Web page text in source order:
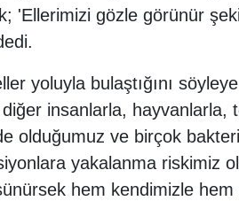
'Ellerimizi gözle görünür
yoluyla bulaştığını
insanlarla, hayvanlarla,
olduğumuz ve birçok
yakalanma riskimiz
hem kendimizle